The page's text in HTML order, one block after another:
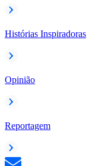
Histórias Inspiradoras
Opinião
Reportagem